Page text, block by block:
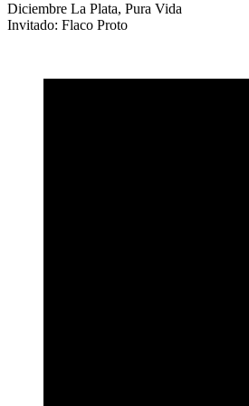
Diciembre La Plata, Pura Vida
Invitado: Flaco Proto